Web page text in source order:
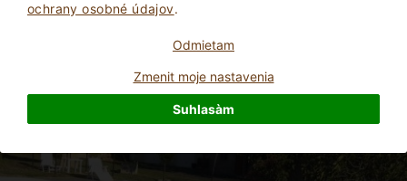
ochrany osobné údajov.
Odmietam
Zmenit moje nastavenia
Suhlasàm